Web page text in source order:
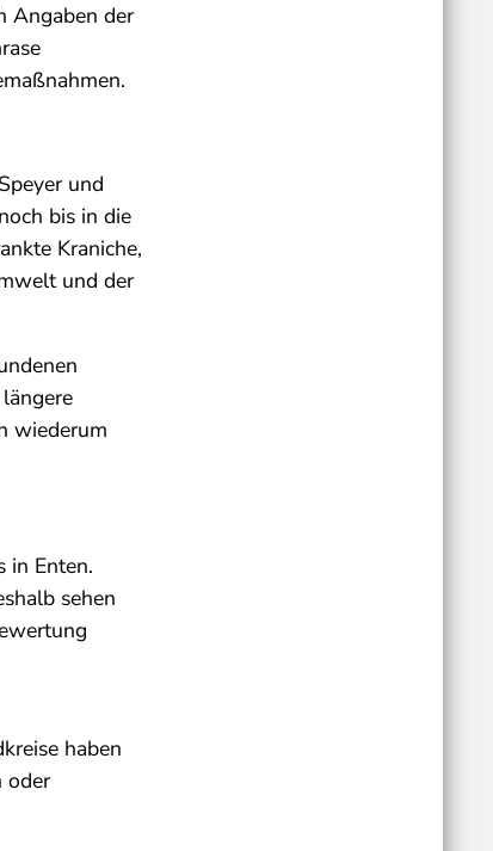
Angaben der
und
bis in die
Kraniche,
und der
wiederum
in Enten.
sehen
haben
oder